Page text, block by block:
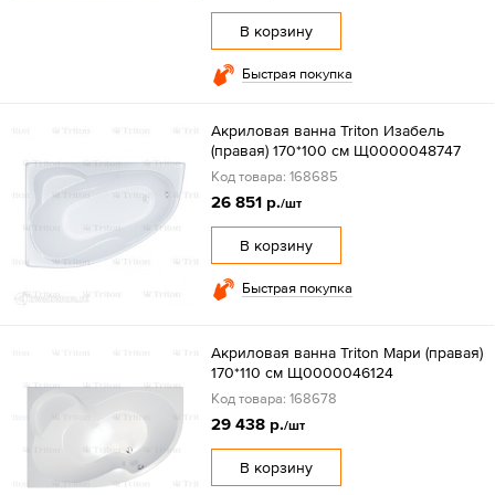
В корзину
Быстрая покупка
Акриловая ванна Triton Изабель
(правая) 170*100 см Щ0000048747
Код товара: 168685
26 851 р./шт
В корзину
Быстрая покупка
Акриловая ванна Triton Мари (правая)
170*110 см Щ0000046124
Код товара: 168678
29 438 р./шт
В корзину